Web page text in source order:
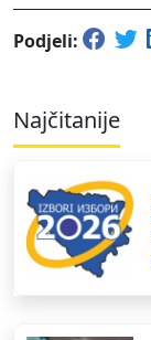
Podjeli:
Najčitanije